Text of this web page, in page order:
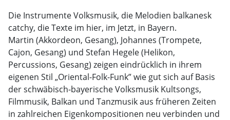
Die Instrumente Volksmusik, die Melodien balkanesk
catchy, die Texte im hier, im Jetzt, in Bayern.
Martin (Akkordeon, Gesang), Johannes (Trompete,
Cajon, Gesang) und Stefan Hegele (Helikon,
Percussions, Gesang) zeigen eindrücklich in ihrem
eigenen Stil „Oriental-Folk-Funk” wie gut sich auf Basis
der schwäbisch-bayerische Volksmusik Kultsongs,
Filmmusik, Balkan und Tanzmusik aus früheren Zeiten
in zahlreichen Eigenkompositionen neu verbinden und